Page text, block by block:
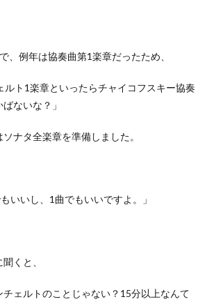
、例年は協奏曲第1楽章だったため、
ルト1楽章といったらチャイコフスキー協奏
ないな？」
ナタ全楽章を準備しました。
いいし、1曲でもいいですよ。」
くと、
チェルトのことじゃない？15分以上なんて